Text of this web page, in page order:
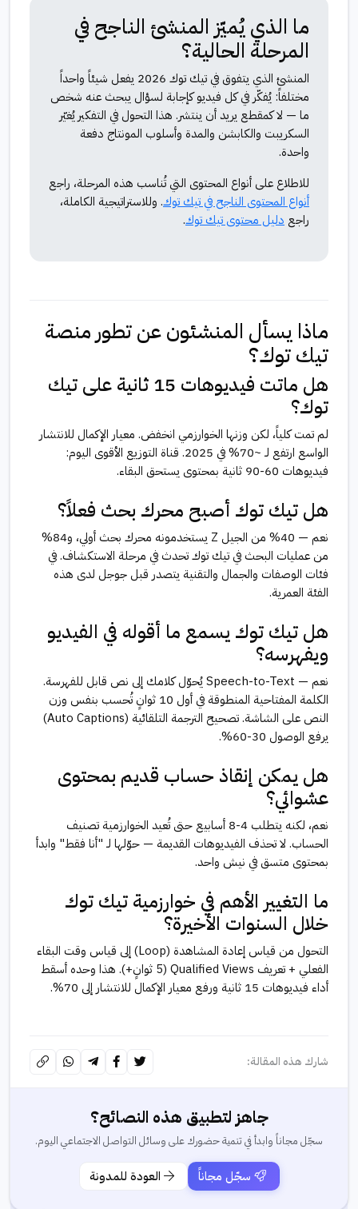
ما الذي يُميّز المنشئ الناجح في
المرحلة الحالية؟
المنشئ الذي يتفوق في تيك توك 2026 يفعل شيئاً واحداً
مختلفاً: يُفكّر في كل فيديو كإجابة لسؤال يبحث عنه شخص
ما — لا كمقطع يريد أن ينتشر. هذا التحول في التفكير يُغيّر
السكريبت والكابشن والمدة وأسلوب المونتاج دفعة
واحدة.
للاطلاع على أنواع المحتوى التي تُناسب هذه المرحلة، راجع
أنواع المحتوى الناجح في تيك توك. وللاستراتيجية الكاملة،
راجع دليل محتوى تيك توك.
ماذا يسأل المنشئون عن تطور منصة
تيك توك؟
هل ماتت فيديوهات 15 ثانية على تيك
توك؟
لم تمت كلياً، لكن وزنها الخوارزمي انخفض. معيار الإكمال للانتشار
الواسع ارتفع لـ ~70% في 2025. قناة التوزيع الأقوى اليوم:
فيديوهات 60-90 ثانية بمحتوى يستحق البقاء.
هل تيك توك أصبح محرك بحث فعلاً؟
نعم — 40% من الجيل Z يستخدمونه محرك بحث أولي، و84%
من عمليات البحث في تيك توك تحدث في مرحلة الاستكشاف. في
فئات الوصفات والجمال والتقنية يتصدر قبل جوجل لدى هذه
الفئة العمرية.
هل تيك توك يسمع ما أقوله في الفيديو
ويفهرسه؟
نعم — Speech-to-Text يُحوّل كلامك إلى نص قابل للفهرسة.
الكلمة المفتاحية المنطوقة في أول 10 ثوانٍ تُحسب بنفس وزن
النص على الشاشة. تصحيح الترجمة التلقائية (Auto Captions)
يرفع الوصول 30-60%.
هل يمكن إنقاذ حساب قديم بمحتوى
عشوائي؟
نعم، لكنه يتطلب 4-8 أسابيع حتى تُعيد الخوارزمية تصنيف
الحساب. لا تحذف الفيديوهات القديمة — حوّلها لـ "أنا فقط" وابدأ
بمحتوى متسق في نيش واحد.
ما التغيير الأهم في خوارزمية تيك توك
خلال السنوات الأخيرة؟
التحول من قياس إعادة المشاهدة (Loop) إلى قياس وقت البقاء
الفعلي + تعريف Qualified Views (5 ثوانٍ+). هذا وحده أسقط
أداء فيديوهات 15 ثانية ورفع معيار الإكمال للانتشار إلى 70%.
شارك هذه المقالة:
جاهز لتطبيق هذه النصائح؟
سجّل مجاناً وابدأ في تنمية حضورك على وسائل التواصل الاجتماعي اليوم.
سجّل مجاناً العودة للمدونة